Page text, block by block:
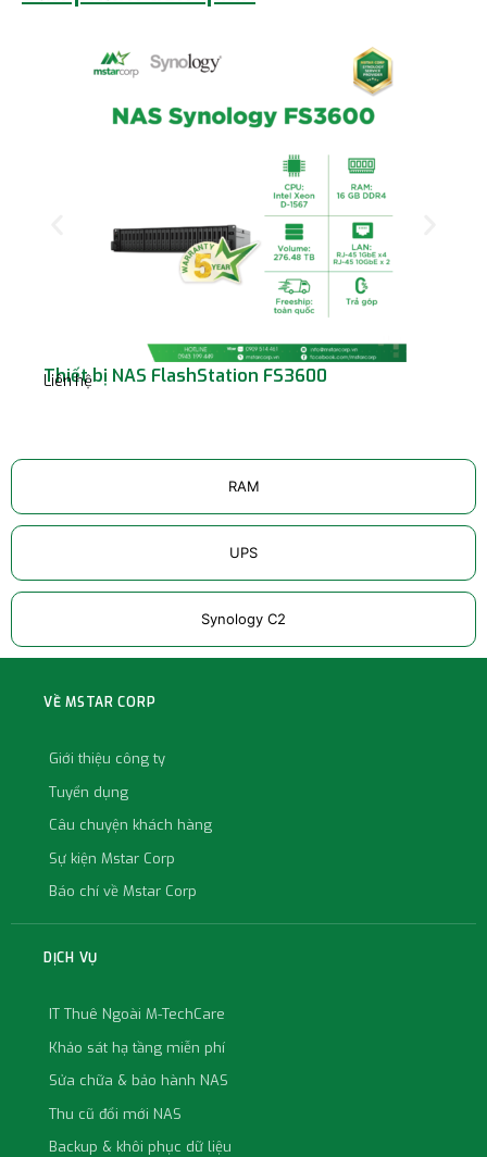
RAM
UPS
Synology C2
Thiết bị NAS FlashStation FS3600
Liên hệ
VỀ MSTAR CORP
Giới thiệu công ty
Tuyển dụng
Câu chuyện khách hàng
Sự kiện Mstar Corp
Báo chí về Mstar Corp
DỊCH VỤ
IT Thuê Ngoài M-TechCare
Khảo sát hạ tầng miễn phí
Sửa chữa & bảo hành NAS
Thu cũ đổi mới NAS
Backup & khôi phục dữ liệu